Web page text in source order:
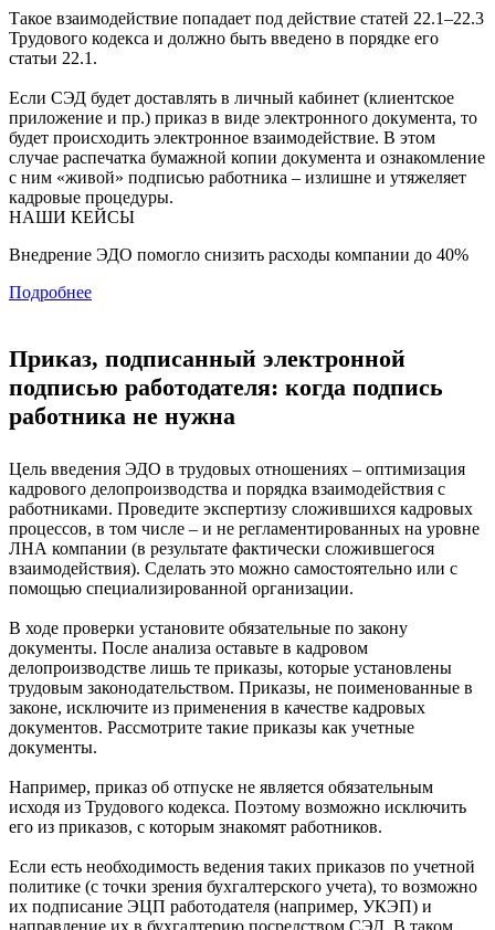
Такое взаимодействие попадает под действие статей 22.1–22.3
Трудового кодекса и должно быть введено в порядке его
статьи 22.1.
Если СЭД будет доставлять в личный кабинет (клиентское
приложение и пр.) приказ в виде электронного документа, то
будет происходить электронное взаимодействие. В этом
случае распечатка бумажной копии документа и ознакомление
с ним «живой» подписью работника – излишне и утяжеляет
кадровые процедуры.
НАШИ КЕЙСЫ
Внедрение ЭДО помогло снизить расходы компании до 40%
Подробнее
Приказ, подписанный электронной
подписью работодателя: когда подпись
работника не нужна
Цель введения ЭДО в трудовых отношениях – оптимизация
кадрового делопроизводства и порядка взаимодействия с
работниками. Проведите экспертизу сложившихся кадровых
процессов, в том числе – и не регламентированных на уровне
ЛНА компании (в результате фактически сложившегося
взаимодействия). Сделать это можно самостоятельно или с
помощью специализированной организации.
В ходе проверки установите обязательные по закону
документы. После анализа оставьте в кадровом
делопроизводстве лишь те приказы, которые установлены
трудовым законодательством. Приказы, не поименованные в
законе, исключите из применения в качестве кадровых
документов. Рассмотрите такие приказы как учетные
документы.
Например, приказ об отпуске не является обязательным
исходя из Трудового кодекса. Поэтому возможно исключить
его из приказов, с которым знакомят работников.
Если есть необходимость ведения таких приказов по учетной
политике (с точки зрения бухгалтерского учета), то возможно
их подписание ЭЦП работодателя (например, УКЭП) и
направление их в бухгалтерию посредством СЭД. В таком